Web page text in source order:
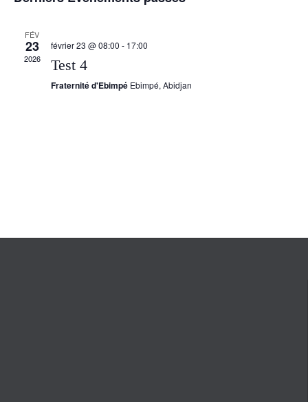
FÉV
23
2026
février 23 @ 08:00 - 17:00
Test 4
Fraternité d'Ebimpé Ebimpé, Abidjan